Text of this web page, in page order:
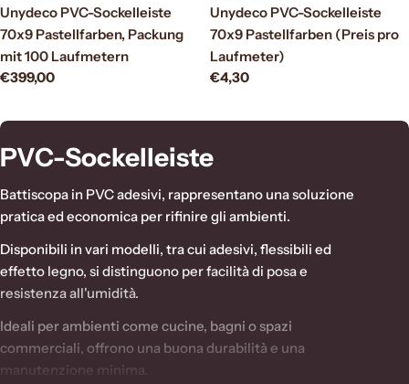
Unydeco PVC-Sockelleiste
70x9 Pastellfarben, Packung
mit 100 Laufmetern
Regulärer
€399,00
Unydeco PVC-Sockelleiste
70x9 Pastellfarben (Preis pro
Laufmeter)
Regulärer
€4,30
S
a
m
m
l
u
n
g
PVC-Sockelleiste
Battiscopa in PVC adesivi, rappresentano una soluzione
pratica ed economica per rifinire gli ambienti.
Disponibili in vari modelli, tra cui adesivi, flessibili ed
effetto legno, si distinguono per facilità di posa e
resistenza all'umidità.
Ideali per ambienti come cucine, bagni o spazi
commerciali, offrono una buona durabilità e una
manutenzione minima.